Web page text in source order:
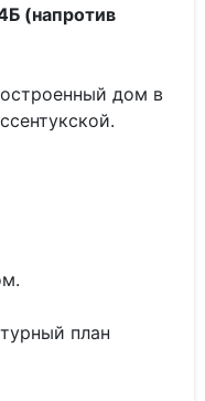
(напротив
дом в
план